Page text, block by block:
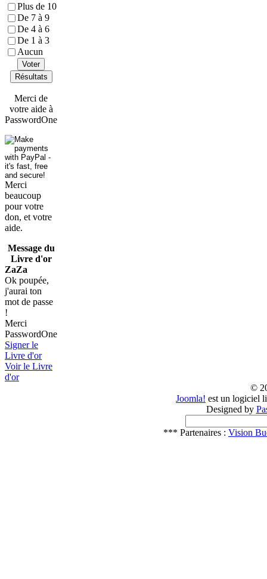
Plus de 10
De 7 à 9
De 4 à 6
De 1 à 3
Aucun
Voter
Résultats
Merci de
votre aide à
PasswordOne
Merci
beaucoup
pour votre
don, et votre
aide.
Message du
Livre d'or
ZaZa
Ok poupée,
j'aurai ton
mot de passe
!
Merci
PasswordOne
Signer le
Livre d'or
Voir le Livre
d'or
©
Joomla! est un logiciel
Designed by
*** Partenaires : Vision